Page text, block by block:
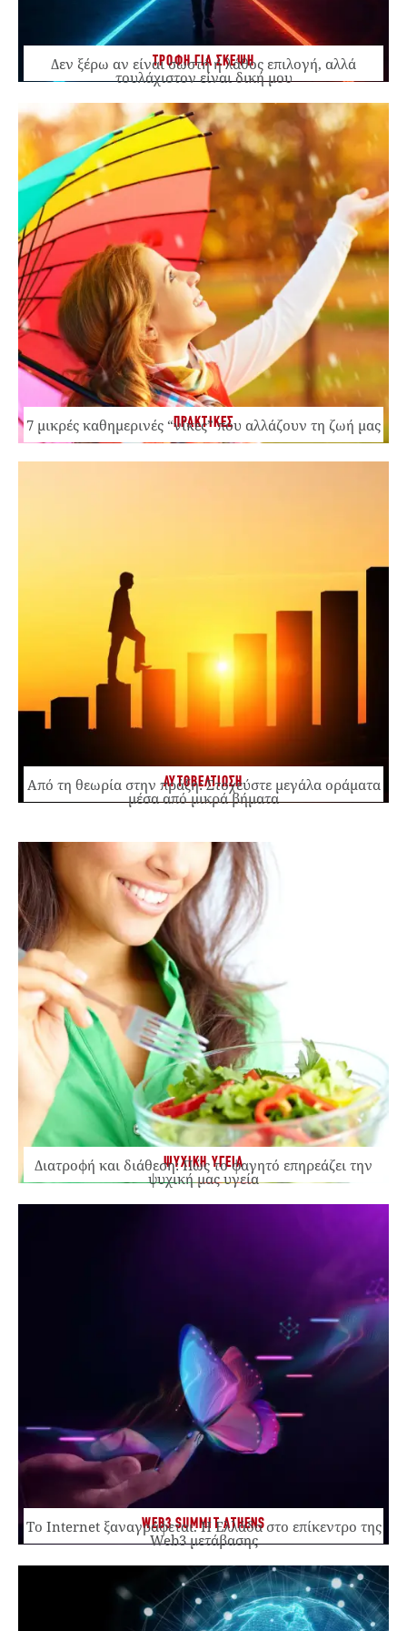
ΤΡΟΦΗ ΓΙΑ ΣΚΕΨΗ
Δεν ξέρω αν είναι σωστή ή λάθος επιλογή, αλλά
τουλάχιστον είναι δική μου
ΠΡΑΚΤΙΚΕΣ
7 μικρές καθημερινές “νίκες” που αλλάζουν τη ζωή μας
ΑΥΤΟΒΕΛΤΙΩΣΗ
Από τη θεωρία στην πράξη: Στοχεύστε μεγάλα οράματα
μέσα από μικρά βήματα
ΨΥΧΙΚΗ ΥΓΕΙΑ
Διατροφή και διάθεση: Πώς το φαγητό επηρεάζει την
ψυχική μας υγεία
WEB3 SUMMIT ATHENS
Το Internet ξαναγράφεται. Η Ελλάδα στο επίκεντρο της
Web3 μετάβασης